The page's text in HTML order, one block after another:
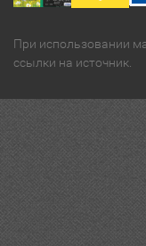
При использовании
ссылки на источник.